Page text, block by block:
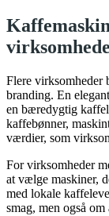
Flere virksomheder
branding. En
en bæredygtig
kaffebønner,
værdier, som
For virksomheder
at vælge maskiner,
med lokale
smag, men også